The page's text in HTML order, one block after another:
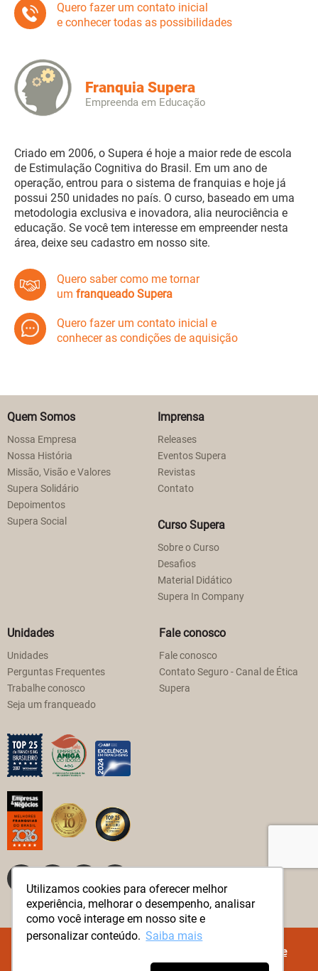
Utilizamos cookies para oferecer melhor
experiência, melhorar o desempenho, analisar
como você interage em nosso site e
personalizar conteúdo. Saiba mais
Quero fazer um contato inicial
e conhecer todas as possibilidades
Franquia Supera
Empreenda em Educação
Criado em 2006, o Supera é hoje a maior rede de escola
de Estimulação Cognitiva do Brasil. Em um ano de
operação, entrou para o sistema de franquias e hoje já
possui 250 unidades no país. O curso, baseado em uma
metodologia exclusiva e inovadora, alia neurociência e
educação. Se você tem interesse em empreender nesta
área, deixe seu cadastro em nosso site.
Quero saber como me tornar
um franqueado Supera
Quero fazer um contato inicial e
conhecer as condições de aquisição
Quem Somos
Nossa Empresa
Nossa História
Missão, Visão e Valores
Supera Solidário
Depoimentos
Supera Social
Imprensa
Releases
Eventos Supera
Revistas
Contato
Curso Supera
Sobre o Curso
Desafios
Material Didático
Supera In Company
Unidades
Unidades
Perguntas Frequentes
Trabalhe conosco
Seja um franqueado
Fale conosco
Fale conosco
Contato Seguro - Canal de Ética
Supera
Política de
Privacidade